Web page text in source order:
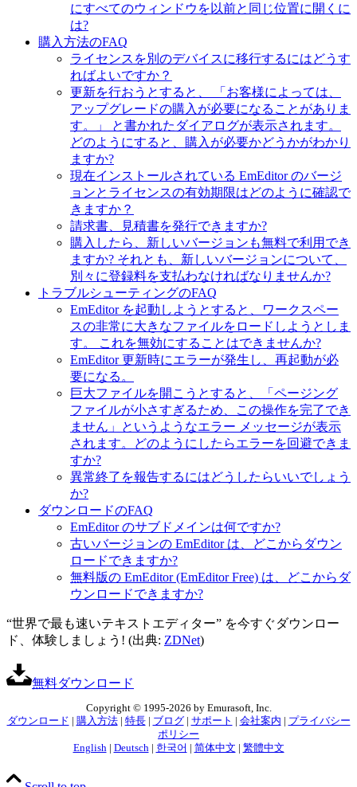
にすべてのウィンドウを以前と同じ位置に開くに
は?
購入方法のFAQ
ライセンスを別のデバイスに移行するにはどうす
ればよいですか？
更新を行おうとすると、 「お客様によっては、
アップグレードの購入が必要になることがありま
す。」 と書かれたダイアログが表示されます。
どのようにすると、購入が必要かどうかがわかり
ますか?
現在インストールされている EmEditor のバージ
ョンとライセンスの有効期限はどのように確認で
きますか？
請求書、見積書を発行できますか?
購入したら、新しいバージョンも無料で利用でき
ますか? それとも、新しいバージョンについて、
別々に登録料を支払わなければなりませんか?
トラブルシューティングのFAQ
EmEditor を起動しようとすると、ワークスペー
スの非常に大きなファイルをロードしようとしま
す。 これを無効にすることはできませんか?
EmEditor 更新時にエラーが発生し、再起動が必
要になる。
巨大ファイルを開こうとすると、「ページング
ファイルが小さすぎるため、この操作を完了でき
ません」というようなエラー メッセージが表示
されます。どのようにしたらエラーを回避できま
すか?
異常終了を報告するにはどうしたらいいでしょう
か?
ダウンロードのFAQ
EmEditor のサブドメインは何ですか?
古いバージョンの EmEditor は、どこからダウン
ロードできますか?
無料版の EmEditor (EmEditor Free) は、どこからダ
ウンロードできますか?
“世界で最も速いテキストエディター” を今すぐダウンロー
ド、体験しましょう! (出典: ZDNet)
無料ダウンロード
Copyright © 1995-2026 by Emurasoft, Inc.
ダウンロード
購入方法| 特長| ブログ| サポート 会社案内
プライバシー
ポリシー
English| Deutsch| 한국어 简体中文 繁體中文